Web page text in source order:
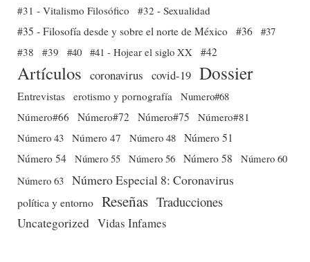
#31 - Vitalismo Filosófico
#32 - Sexualidad
#35 - Filosofía desde y sobre el norte de México #36 #37
#38
#39 #40 #41 - Hojear el siglo XX #42
Artículos coronavirus covid-19 Dossier
Entrevistas erotismo y pornografía
Numero#68
Número#66
Número#72 Número#75
Número#81
Número 43 Número 47 Número 48 Número 51
Número 54 Número 55 Número 56 Número 58
Número 60
Número 63 Número Especial 8: Coronavirus
política y entorno Reseñas Traducciones
Uncategorized Vidas Infames